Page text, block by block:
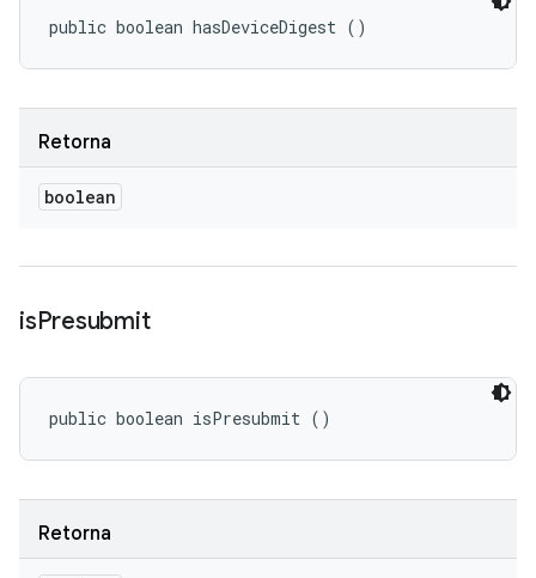
public boolean hasDeviceDigest ()
Retorna
boolean
isPresubmit
public boolean isPresubmit ()
Retorna